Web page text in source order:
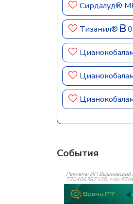
Сирдалуд®
Тизанил®
События
Реклама: ИП Вышковский
770406387105,